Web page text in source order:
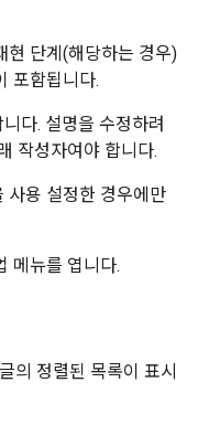
현 단계(해당하는 경우)
포함됩니다.
다. 설명을 수정하려
작성자여야 합니다.
사용 설정한 경우에만
메뉴를 엽니다.
의 정렬된 목록이 표시